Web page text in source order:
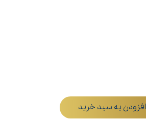
افزودن به سبد خرید